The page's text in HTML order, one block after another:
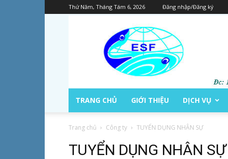
Thứ Năm, Tháng Tám 6, 2026 Đăng nhập/Đăng ký
TRANG CHỦ GIỚI THIỆU DỊCH VỤ
Trang chủ Công ty TUYỂN DỤNG NHÂN SỰ
TUYỂN DỤNG NHÂN SỰ